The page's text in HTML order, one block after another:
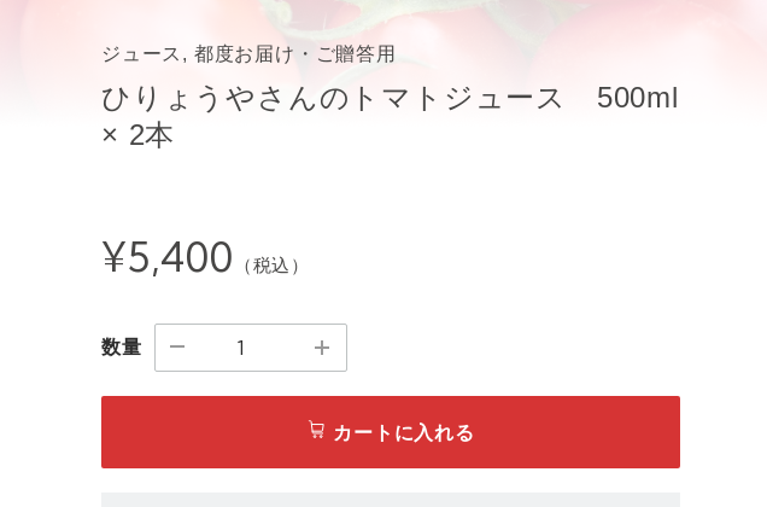
ジュース, 都度お届け・ご贈答用
ひりょうやさんのトマトジュース 500ml
× 2本
¥5,400 （税込）
数量
カートに入れる